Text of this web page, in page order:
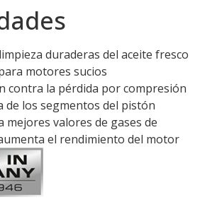
duraderas del aceite fresco
motores sucios
contra la pérdida por compresión
de los segmentos del pistón
mejores valores de gases de
el rendimiento del motor